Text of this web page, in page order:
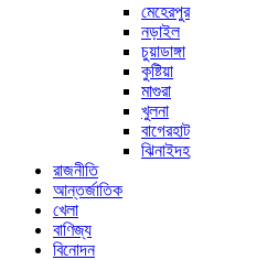
মেহেরপুর
নড়াইল
চুয়াডাঙ্গা
কুষ্টিয়া
মাগুরা
খুলনা
বাগেরহাট
ঝিনাইদহ
রাজনীতি
আন্তর্জাতিক
খেলা
বাণিজ্য
বিনোদন